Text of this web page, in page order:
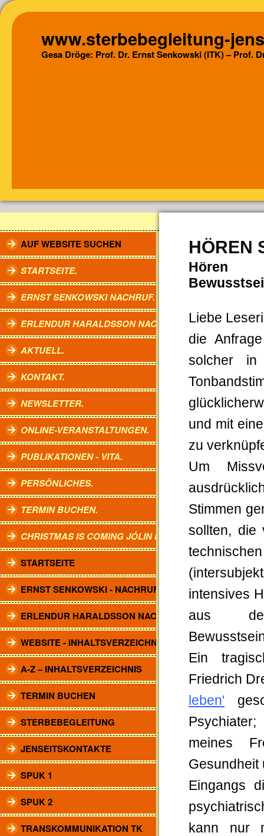
www.sterbebegleitung-
Gesa Dröge: Prof. Dr. Ernst Senkowski (ITK) – Prof.
AUF WEBSITE SUCHEN
STARTSEITE.
ERNST SENKOWSKI NACHRUF.
ERLENDUR HARALDSSON NACHRUF.
AKTUELL.
KONTAKT.
NEWSLETTER.
ONLINE-VERANSTALTUNGEN.
PUBLIKATIONEN - VITA.
PERSÖNLICHES.
TERMIN BUCHEN.
CHRISTMAS IS COMING JÓLIN KOMA.
STARTSEITE
ERNST SENKOWSKI - NACHRUF
ERLENDUR HARALDSSON NACHRUF
WEBSITE - INHALTSVERZEICHNIS
A-Z – INHALTSVERZEICHNIS
TERMIN BUCHEN
STERBEBEGLEITUNG
JENSEITSKONTAKTE
SPUK 1
SPUK 2
TRANSKOMMUNIKATION TK
HÖREN
Hören
Liebe
die
solcher in
und mit
zu
Um
Stimmen
sollten, die
intensives
aus
Ein
Friedrich
leben'
meines
Gesundheit
Eingangs
kann nur